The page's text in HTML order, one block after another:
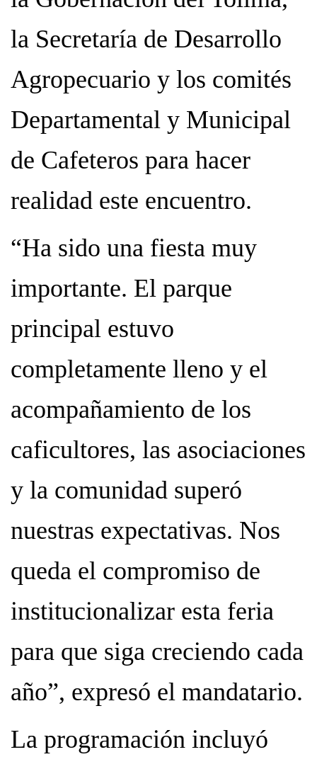
la Secretaría de Desarrollo
Agropecuario y los comités
Departamental y Municipal
de Cafeteros para hacer
realidad este encuentro.
“Ha sido una fiesta muy
importante. El parque
principal estuvo
completamente lleno y el
acompañamiento de los
caficultores, las asociaciones
y la comunidad superó
nuestras expectativas. Nos
queda el compromiso de
institucionalizar esta feria
para que siga creciendo cada
año”, expresó el mandatario.
La programación incluyó